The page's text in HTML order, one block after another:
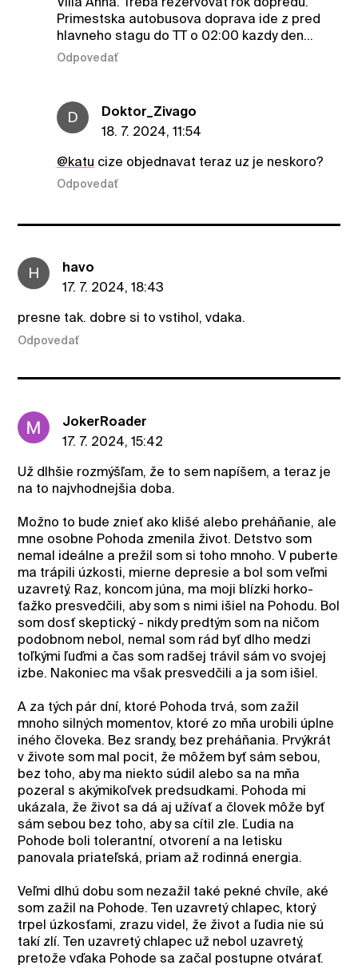
Primestska autobusova doprava ide z pred
hlavneho stagu do TT o 02:00 kazdy den…
Odpovedať
D
Doktor_Zivago
18. 7. 2024, 11:54
@katu cize objednavat teraz uz je neskoro?
Odpovedať
H
havo
17. 7. 2024, 18:43
presne tak. dobre si to vstihol, vdaka.
Odpovedať
JokerRoader
17. 7. 2024, 15:42
Už dlhšie rozmýšľam, že to sem napíšem, a teraz je
na to najvhodnejšia doba.
Možno to bude znieť ako klišé alebo preháňanie, ale
mne osobne Pohoda zmenila život. Detstvo som
nemal ideálne a prežil som si toho mnoho. V puberte
ma trápili úzkosti, mierne depresie a bol som veľmi
uzavretý. Raz, koncom júna, ma moji blízki horko-
ťažko presvedčili, aby som s nimi išiel na Pohodu. Bol
som dosť skeptický - nikdy predtým som na ničom
podobnom nebol, nemal som rád byť dlho medzi
toľkými ľuďmi a čas som radšej trávil sám vo svojej
izbe. Nakoniec ma však presvedčili a ja som išiel.
A za tých pár dní, ktoré Pohoda trvá, som zažil
mnoho silných momentov, ktoré zo mňa urobili úplne
iného človeka. Bez srandy, bez preháňania. Prvýkrát
v živote som mal pocit, že môžem byť sám sebou,
bez toho, aby ma niekto súdil alebo sa na mňa
pozeral s akýmikoľvek predsudkami. Pohoda mi
ukázala, že život sa dá aj užívať a človek môže byť
sám sebou bez toho, aby sa cítil zle. Ľudia na
Pohode boli tolerantní, otvorení a na letisku
panovala priateľská, priam až rodinná energia.
Veľmi dlhú dobu som nezažil také pekné chvíle, aké
som zažil na Pohode. Ten uzavretý chlapec, ktorý
trpel úzkosťami, zrazu videl, že život a ľudia nie sú
takí zlí. Ten uzavretý chlapec už nebol uzavretý,
pretože vďaka Pohode sa začal postupne otvárať.